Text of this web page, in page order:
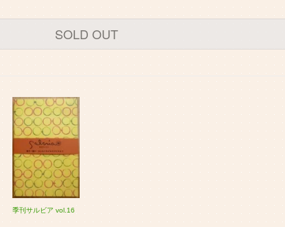
SOLD OUT
季刊サルビア vol.16